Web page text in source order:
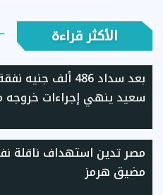
الأكثر قراءة
بعد سداد 486 ألف
سعيد ينهي إجراءات
مصر تدين استهداف ناقلة
مضيق هرمز